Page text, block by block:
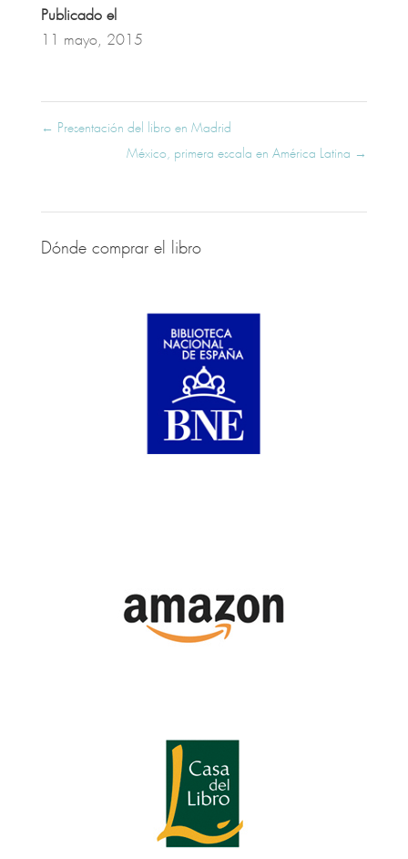
Publicado el
11 mayo, 2015
← Presentación del libro en Madrid
México, primera escala en América Latina →
Dónde comprar el libro